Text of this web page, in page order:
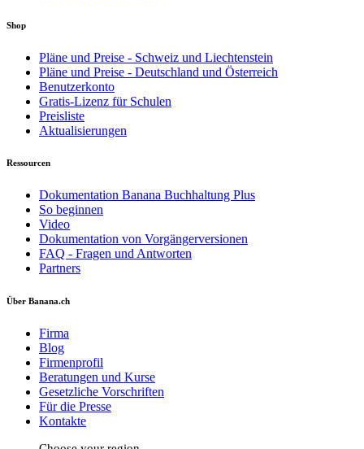
Shop
Pläne und Preise - Schweiz und Liechtenstein
Pläne und Preise - Deutschland und Österreich
Benutzerkonto
Gratis-Lizenz für Schulen
Preisliste
Aktualisierungen
Ressourcen
Dokumentation Banana Buchhaltung Plus
So beginnen
Video
Dokumentation von Vorgängerversionen
FAQ - Fragen und Antworten
Partners
Über Banana.ch
Firma
Blog
Firmenprofil
Beratungen und Kurse
Gesetzliche Vorschriften
Für die Presse
Kontakte